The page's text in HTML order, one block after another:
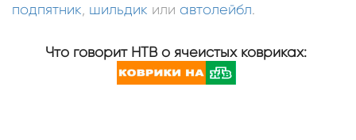
подпятник шильдик или автолейбл.
Что говорит НТВ о ячеистых ковриках: